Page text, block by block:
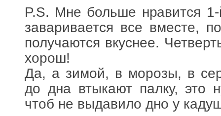
P.S. Мне больше нравится 1-
заваривается все вместе,
получаются вкуснее.
хорош!
Да, а зимой, в морозы, в
до дна втыкают палку, это
чтоб не выдавило дно у